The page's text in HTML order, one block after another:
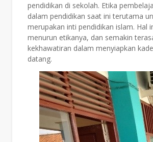
pendidikan di sekolah. Etika
dalam pendidikan saat ini terutama
merupakan inti pendidikan islam. Hal
menurun etikanya, dan semakin
kekhawatiran dalam menyiapkan
datang.